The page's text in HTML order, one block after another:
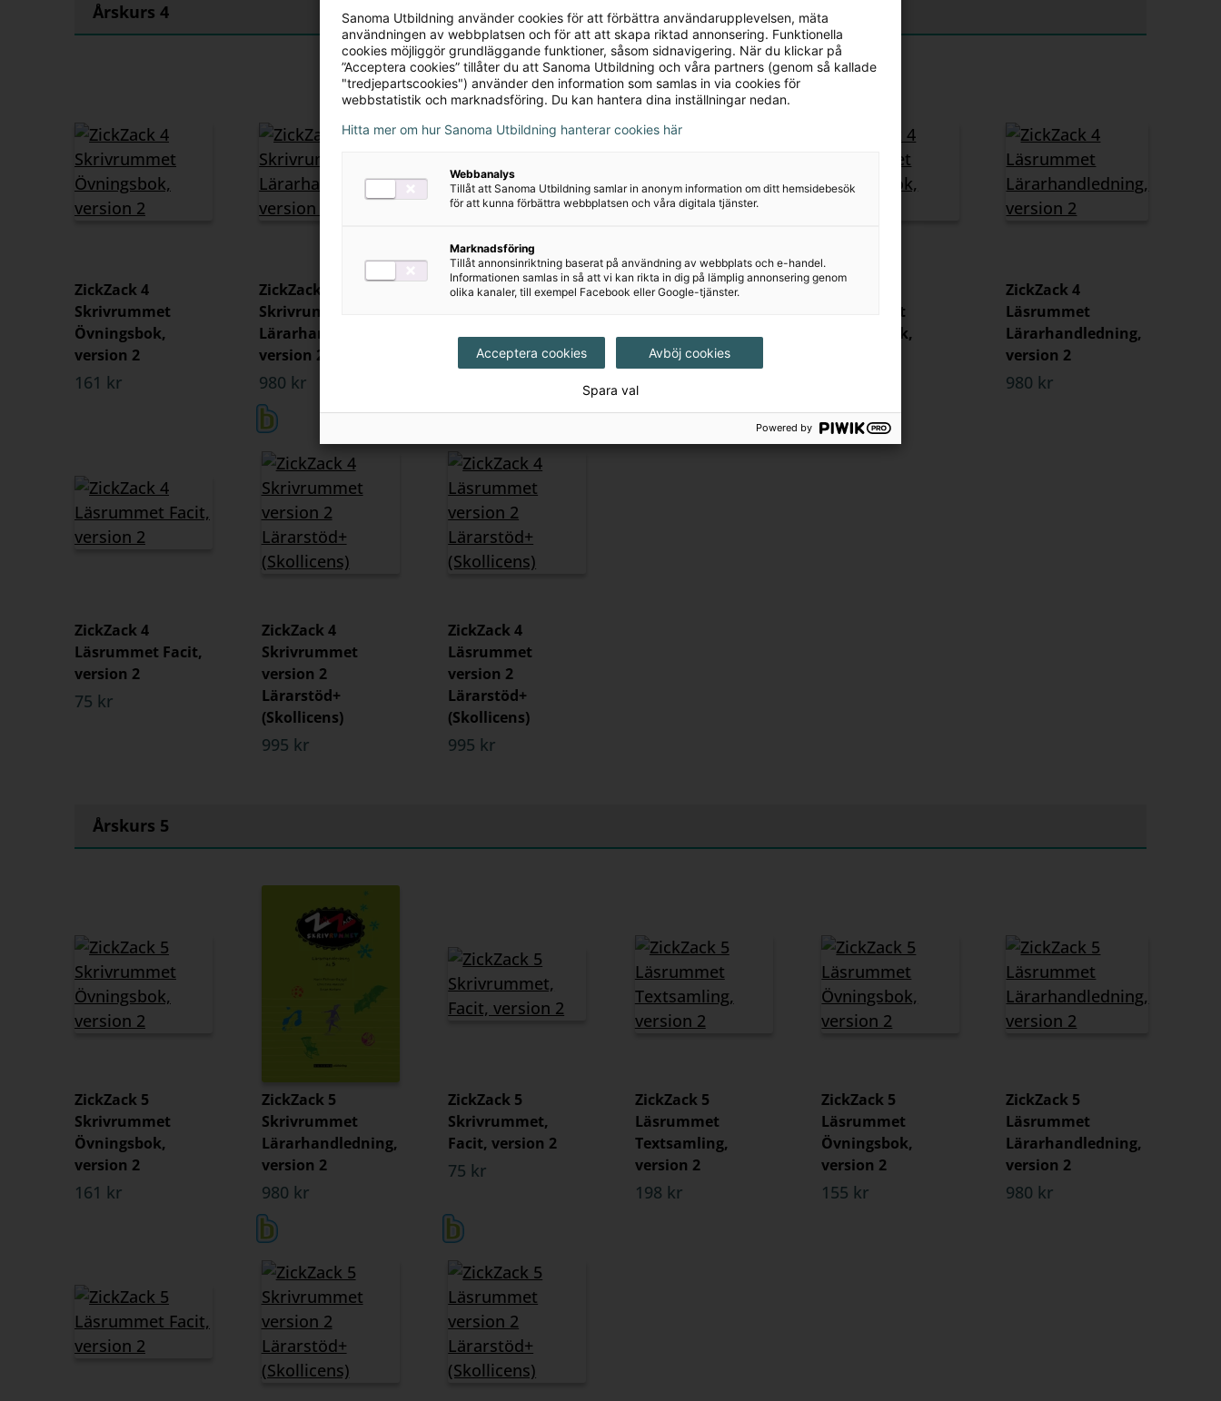
Årskurs 4
ZickZack 4
Skrivrummet
Övningsbok,
version 2
161 kr
ZickZack 4
Skrivrummet
Lärarhandledning,
version 2
980 kr
ZickZack 4
Facit, version 2
75 kr
ZickZack 4
Textsamling,
version 2
198 kr
Läsrummet
Övningsbok,
ZickZack 4
Läsrummet
Lärarhandledning,
version 2
980 kr
ZickZack 4
Läsrummet Facit,
version 2
75 kr
ZickZack 4
Skrivrummet
version 2
Lärarstöd+
(Skollicens)
995 kr
ZickZack 4
Läsrummet
version 2
Lärarstöd+
(Skollicens)
995 kr
Årskurs 5
ZickZack 5
Skrivrummet
Övningsbok,
version 2
161 kr
ZickZack 5
Skrivrummet
Lärarhandledning,
version 2
980 kr
ZickZack 5
Skrivrummet,
Facit, version 2
75 kr
ZickZack 5
Läsrummet
Textsamling,
version 2
198 kr
ZickZack 5
Läsrummet
Övningsbok,
version 2
155 kr
ZickZack 5
Läsrummet
Lärarhandledning,
version 2
980 kr
Sanoma Utbildning använder cookies för att förbättra användarupplevelsen, mäta
användningen av webbplatsen och för att att skapa riktad annonsering. Funktionella
cookies möjliggör grundläggande funktioner, såsom sidnavigering. När du klickar på
”Acceptera cookies” tillåter du att Sanoma Utbildning och våra partners (genom så kallade
"tredjepartscookies") använder den information som samlas in via cookies för
webbstatistik och marknadsföring. Du kan hantera dina inställningar nedan.
Hitta mer om hur Sanoma Utbildning hanterar cookies här
Webbanalys
Tillåt att Sanoma Utbildning samlar in anonym information om ditt hemsidebesök
för att kunna förbättra webbplatsen och våra digitala tjänster.
Marknadsföring
Tillåt annonsinriktning baserat på användning av webbplats och e-handel.
Informationen samlas in så att vi kan rikta in dig på lämplig annonsering genom
olika kanaler, till exempel Facebook eller Google-tjänster.
Acceptera cookies Avböj cookies
Spara val
Powered by